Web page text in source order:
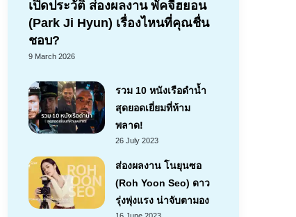
เปิดประวัติ ส่องผลงาน พัคจีฮยอน
(Park Ji Hyun) เรื่องไหนที่คุณชื่น
ชอบ?
9 March 2026
รวม 10 หนังเรือดำน้ำ
สุดยอดเยี่ยมที่ห้าม
พลาด!
26 July 2023
ส่องผลงาน โนยุนซอ
(Roh Yoon Seo) ดาว
รุ่งพุ่งแรง น่าจับตามอง